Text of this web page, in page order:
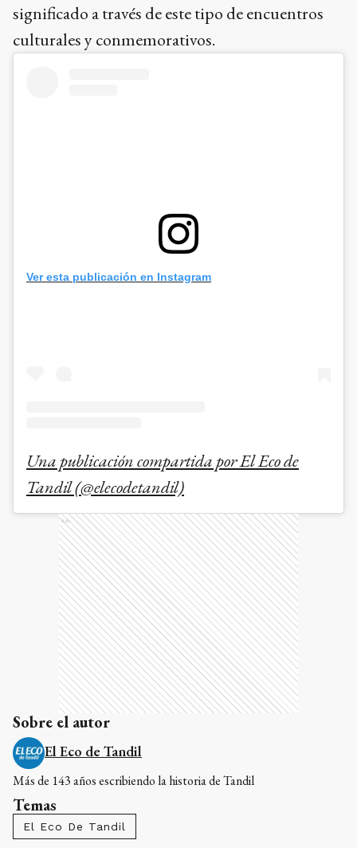
significado a través de este tipo de encuentros
culturales y conmemorativos.
Ver esta publicación en Instagram
Una publicación compartida por El Eco de
Tandil (@elecodetandil)
Ads
Sobre el autor
El Eco de Tandil
Más de 143 años escribiendo la historia de Tandil
Temas
El Eco De Tandil